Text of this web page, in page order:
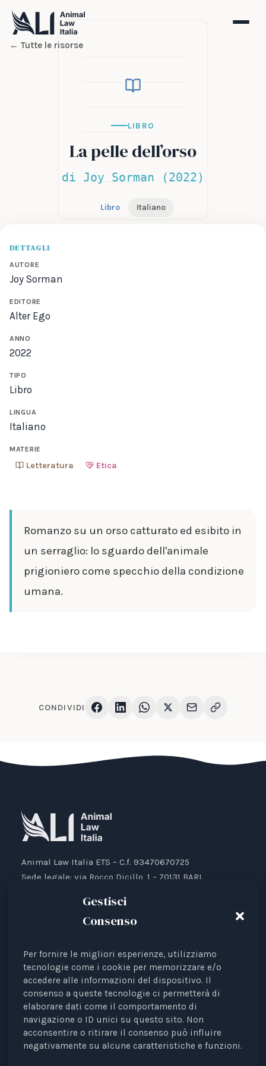
Gestisci
Consenso
Per fornire le migliori esperienze, utilizziamo
tecnologie come i cookie per memorizzare e/o
accedere alle informazioni del dispositivo. Il
consenso a queste tecnologie ci permetterà di
elaborare dati come il comportamento di
navigazione o ID unici su questo sito. Non
acconsentire o ritirare il consenso può influire
negativamente su alcune caratteristiche e funzioni.
← Tutte le risorse
LIBRO
La pelle dell’orso
di Joy Sorman (2022)
Libro Italiano
DETTAGLI
AUTORE
Joy Sorman
EDITORE
Alter Ego
ANNO
2022
TIPO
Libro
LINGUA
Italiano
MATERIE
Letteratura Etica
Romanzo su un orso catturato ed esibito in
un serraglio: lo sguardo dell'animale
prigioniero come specchio della condizione
umana.
CONDIVIDI
Animal Law Italia ETS – C.f. 93470670725
Sede legale: via Rocco Dicillo, 1 – 70131 BARI.
Animal Law Italia è un Ente del Terzo Settore avente
come finalità la tutela legale degli animali.
Iscrizione al RUNTS Rep. 4 del 01/03/2022.
L'associazione è riconosciuta come rappresentante di
interessi davanti alle Istituzioni europee.
La rivistaDiritti degli Animali. Profili Etici, Scientifici e